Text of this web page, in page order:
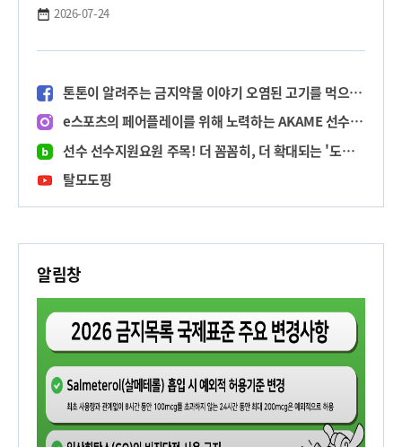
짐한 경품도 받아톤!
1️ 대한민국 지자체·공공 캐릭터 페스티벌 홈페이지 접속 후 카
카오 인증! (프로필 링크 클릭!)
2️ 공공 캐릭터 부문 '톤톤' 선택 후 투표!
* 지자체/공공/축제 각 분야 2개씩 총 6개 캐릭터에 투표를 해
야해톤
3️ 톤톤에 투표한 인증 화면을 캡처하여 이벤트 참여 폼에 업로
드!
톤
이벤트 경품
톤톤 무드등 (5명)
톤톤 키링 (20명)
베스킨라빈스 싱글킹 (10명)
이벤트 기간: 2026. 7. 21.(화) ~ 2026. 8. 21.(금)
당첨자 발표: 2026. 8. 26.(수)
여러분의 많은 관심과 투표 부탁드립니톤! 톤톤에게 힘을 실
어주세톤! ✨
2026-07-24
톤톤이 알려주는 금지약물 이야기 오염된 고기를 먹으면 도핑이라고?(feat. 클렌부테롤)
e스포츠의 페어플레이를 위해 노력하는 AKAME 선수와 톤톤의 '발로란트' 대결!
선수 선수지원요원 주목! 더 꼼꼼히, 더 확대되는 '도핑방지 교육' 확인하세요!
탈모도핑
알림창
01 · 01